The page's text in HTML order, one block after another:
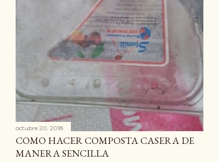
octubre 20, 2018
COMO HACER COMPOSTA CASERA DE
MANERA SENCILLA